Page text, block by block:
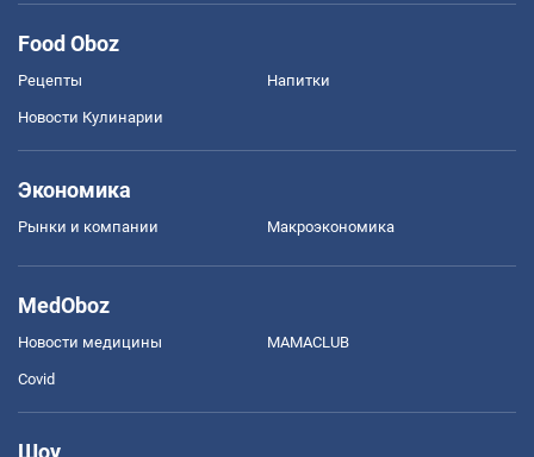
Food Oboz
Рецепты Напитки
Новости Кулинарии
Экономика
Рынки и компании Mакроэкономика
MedOboz
Новости медицины MAMACLUB
Covid
Шоу